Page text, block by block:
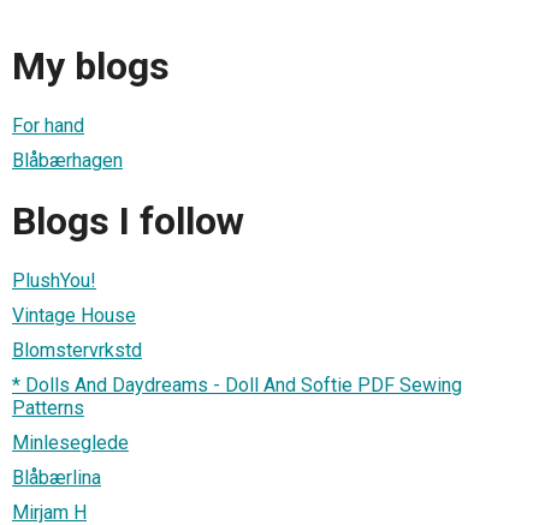
My blogs
For hand
Blåbærhagen
Blogs I follow
PlushYou!
Vintage House
Blomstervrkstd
* Dolls And Daydreams - Doll And Softie PDF Sewing
Patterns
Minleseglede
Blåbærlina
Mirjam H